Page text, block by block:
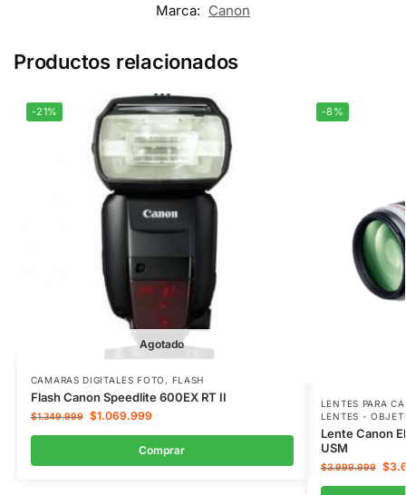
Marca: Canon
Productos relacionados
-21%
Agotado
CAMARAS DIGITALES FOTO , FLASH
Flash Canon Speedlite 600EX RT II
$1.349.999 $1.069.999
Comprar
-8%
LENTES PARA
LENTES -
Lente Canon
USM
$3.999.999 $